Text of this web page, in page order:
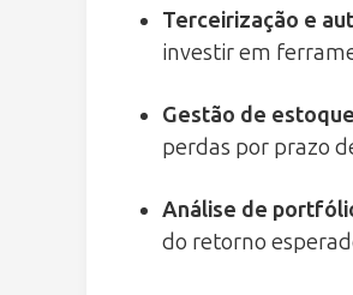
Terceirização e
investir em
Gestão de
perdas por prazo
Análise de
do retorno